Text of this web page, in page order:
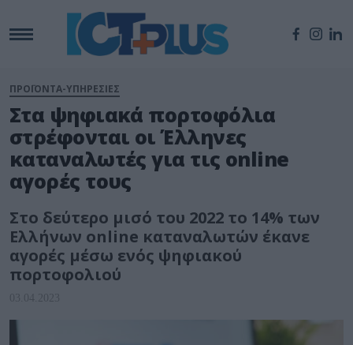
ΠΡΟΪΟΝΤΑ-ΥΠΗΡΕΣΙΕΣ
Στα ψηφιακά πορτοφόλια
στρέφονται οι Έλληνες
καταναλωτές για τις online
αγορές τους
Στο δεύτερο μισό του 2022 το 14% των
Ελλήνων online καταναλωτών έκανε
αγορές μέσω ενός ψηφιακού
πορτοφολιού
03.04.2023